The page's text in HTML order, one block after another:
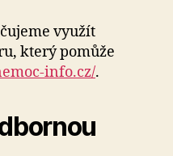
využít
který pomůže
info.cz/.